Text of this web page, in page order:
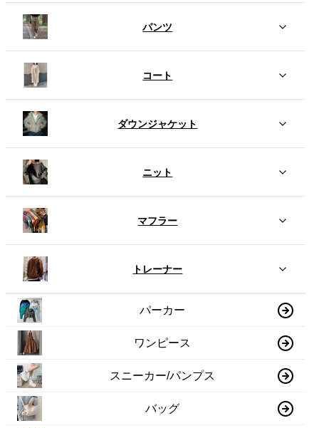
パンツ
コート
ダウンジャケット
ニット
マフラー
トレーナー
パーカー
ワンピース
スニーカー/パンプス
バッグ